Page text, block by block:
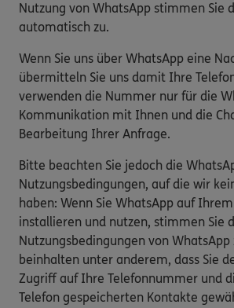
Nutzung von WhatsApp stimmen Sie
automatisch zu.
Wenn Sie uns über WhatsApp eine
übermitteln Sie uns damit Ihre
verwenden die Nummer nur für die
Kommunikation mit Ihnen und die
Bearbeitung Ihrer Anfrage.
Bitte beachten Sie jedoch die
Nutzungsbedingungen, auf die wir
haben: Wenn Sie WhatsApp auf
installieren und nutzen, stimmen Sie
Nutzungsbedingungen von WhatsApp
beinhalten unter anderem, dass Sie
Zugriff auf Ihre Telefonnummer und
Telefon gespeicherten Kontakte